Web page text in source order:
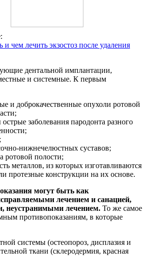
и чем лечить экзостоз после удаления
дентальной имплантации,
и системные. К первым
и доброкачественные опухоли ротовой
заболевания пародонта разного
нижнечелюстных суставов;
ротовой полости;
металлов, из которых изготавливаются
протезные конструкции на их основе.
могут быть как
лечением и санацией,
неустранимыми лечением. То же самое
противопоказаниям, в которые
системы (остеопороз, дисплазия и
ткани (склеродермия, красная